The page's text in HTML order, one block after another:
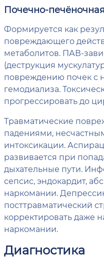
Почечно-
Формируется как
повреждающего
метаболитов. ПАВ-
(деструкция
повреждению почек с
гемодиализа.
прогрессировать до
Травматические
падениями,
интоксикации.
развивается при
дыхательные пути.
сепсис, эндокардит,
наркомании.
посттравматический
корректировать даже
наркомании.
Диагностика